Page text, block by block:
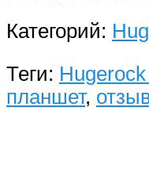
Категорий:
Теги:
планшет,